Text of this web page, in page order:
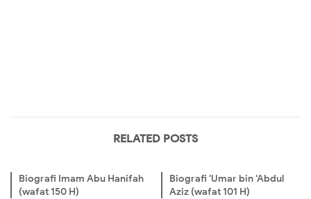
RELATED POSTS
Biografi Imam Abu Hanifah
(wafat 150 H)
Biografi ‘Umar bin ‘Abdul
Aziz (wafat 101 H)